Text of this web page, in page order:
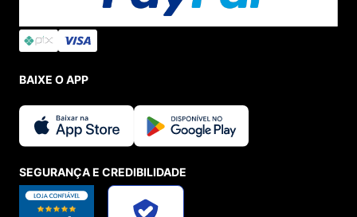
BAIXE O APP
SEGURANÇA E CREDIBILIDADE